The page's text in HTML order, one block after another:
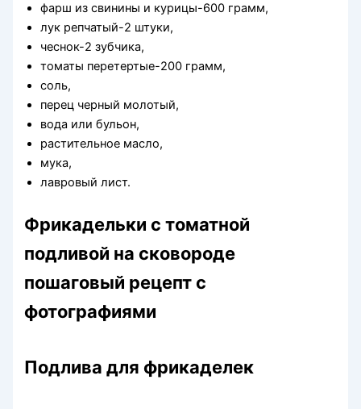
фарш из свинины и курицы-600 грамм,
лук репчатый-2 штуки,
чеснок-2 зубчика,
томаты перетертые-200 грамм,
соль,
перец черный молотый,
вода или бульон,
растительное масло,
мука,
лавровый лист.
Фрикадельки с томатной
подливой на сковороде
пошаговый рецепт с
фотографиями
Подлива для фрикаделек